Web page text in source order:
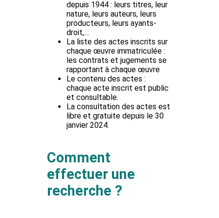
depuis 1944 : leurs titres, leur
nature, leurs auteurs, leurs
producteurs, leurs ayants-
droit,…
La liste des actes inscrits sur
chaque œuvre immatriculée :
les contrats et jugements se
rapportant à chaque œuvre
Le contenu des actes :
chaque acte inscrit est public
et consultable.
La consultation des actes est
libre et gratuite depuis le 30
janvier 2024.
Comment
effectuer une
recherche ?